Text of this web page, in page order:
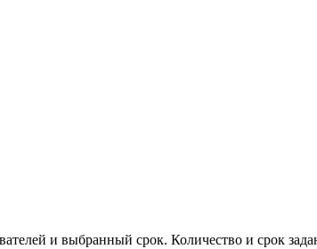
и выбранный срок. Количество и срок